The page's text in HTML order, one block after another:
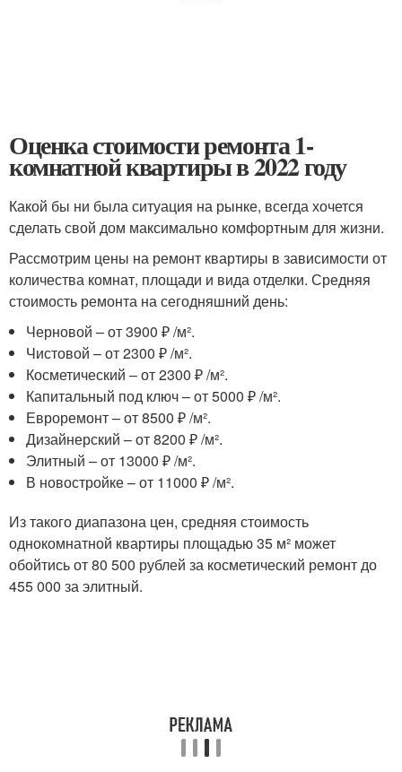
Оценка стоимости ремонта 1-
комнатной квартиры в 2022 году
Какой бы ни была ситуация на рынке, всегда хочется
сделать свой дом максимально комфортным для жизни.
Рассмотрим цены на ремонт квартиры в зависимости от
количества комнат, площади и вида отделки. Средняя
стоимость ремонта на сегодняшний день:
Черновой – от 3900 ₽ /м².
Чистовой – от 2300 ₽ /м².
Косметический – от 2300 ₽ /м².
Капитальный под ключ – от 5000 ₽ /м².
Евроремонт – от 8500 ₽ /м².
Дизайнерский – от 8200 ₽ /м².
Элитный – от 13000 ₽ /м².
В новостройке – от 11000 ₽ /м².
Из такого диапазона цен, средняя стоимость
однокомнатной квартиры площадью 35 м² может
обойтись от 80 500 рублей за косметический ремонт до
455 000 за элитный.